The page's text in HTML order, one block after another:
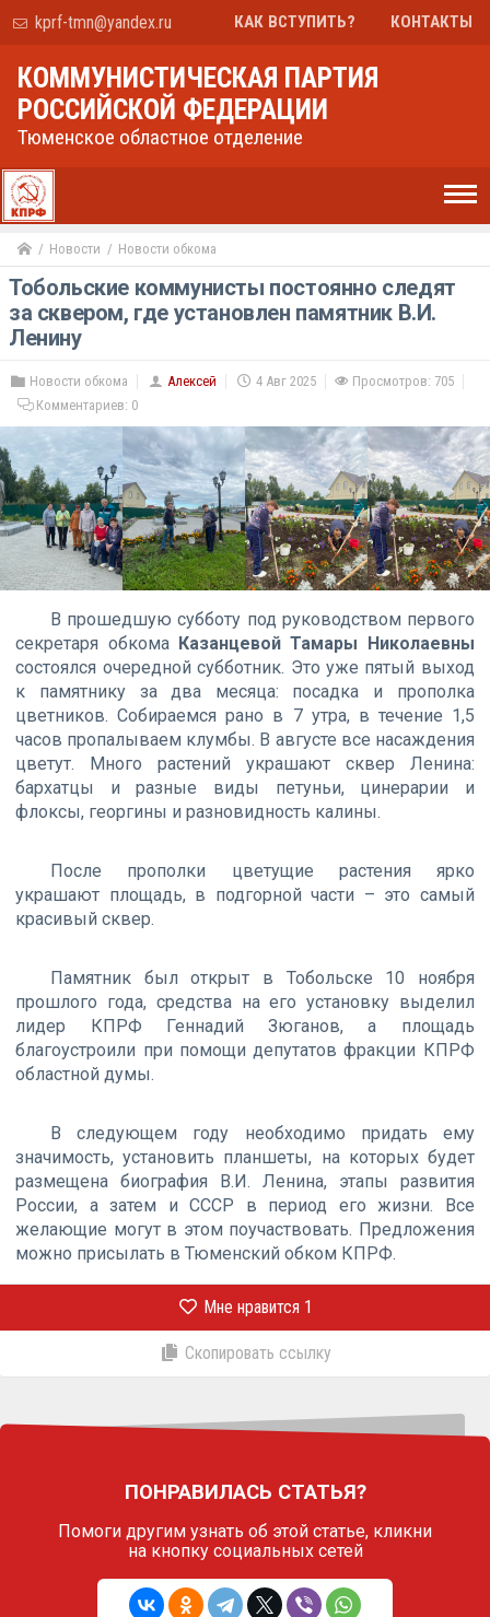
kprf-tmn@yandex.ru КАК ВСТУПИТЬ? КОНТАКТЫ
КОММУНИСТИЧЕСКАЯ ПАРТИЯ
РОССИЙСКОЙ ФЕДЕРАЦИИ
Тюменское областное отделение
Новости Новости обкома
Тобольские коммунисты постоянно следят
за сквером, где установлен памятник В.И.
Ленину
Новости обкома Алексей 4 Авг 2025
Просмотров: 705
Комментариев: 0
В прошедшую субботу под руководством первого
секретаря обкома Казанцевой Тамары Николаевны
состоялся очередной субботник. Это уже пятый выход
к памятнику за два месяца: посадка и прополка
цветников. Собираемся рано в 7 утра, в течение 1,5
часов пропалываем клумбы. В августе все насаждения
цветут. Много растений украшают сквер Ленина:
бархатцы и разные виды петуньи, цинерарии и
флоксы, георгины и разновидность калины.
После прополки цветущие растения ярко
украшают площадь, в подгорной части – это самый
красивый сквер.
Памятник был открыт в Тобольске 10 ноября
прошлого года, средства на его установку выделил
лидер КПРФ Геннадий Зюганов, а площадь
благоустроили при помощи депутатов фракции КПРФ
областной думы.
В следующем году необходимо придать ему
значимость, установить планшеты, на которых будет
размещена биография В.И. Ленина, этапы развития
России, а затем и СССР в период его жизни. Все
желающие могут в этом поучаствовать. Предложения
можно присылать в Тюменский обком КПРФ.
Мне нравится 1
Скопировать ссылку
ПОНРАВИЛАСЬ СТАТЬЯ?
Помоги другим узнать об этой статье, кликни
на кнопку социальных сетей